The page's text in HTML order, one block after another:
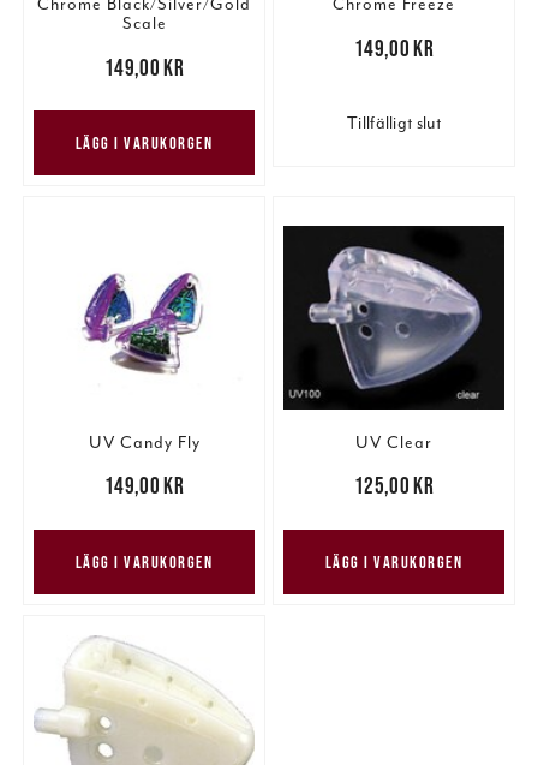
Chrome Black/Silver/Gold
Scale
149,00 kr
149,00 kr
LÄGG I VARUKORGEN
Chrome Freeze
149,00 kr
149,00 kr
Tillfälligt slut
UV Candy Fly
149,00 kr
149,00 kr
LÄGG I VARUKORGEN
UV Clear
125,00 kr
125,00 kr
LÄGG I VARUKORGEN